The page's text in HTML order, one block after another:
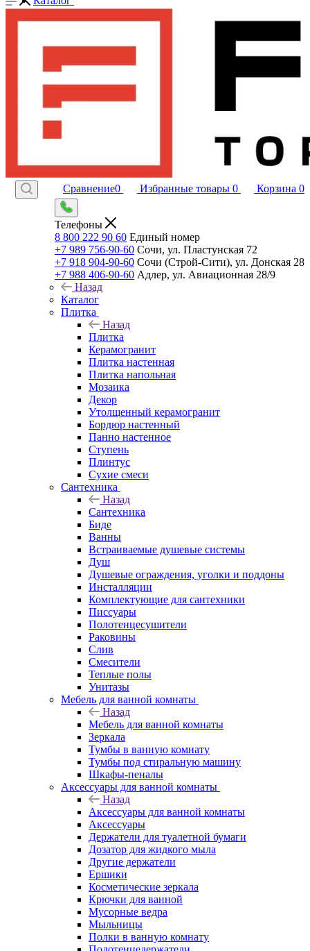
Сравнение0 Избранные товары 0 Корзина 0
Телефоны
8 800 222 90 60 Единый номер
+7 989 756-90-60 Сочи, ул. Пластунская 72
+7 918 904-90-60 Сочи (Строй-Сити), ул. Донская 28
+7 988 406-90-60 Адлер, ул. Авиационная 28/9
Назад
Каталог
Плитка
Назад
Плитка
Керамогранит
Плитка настенная
Плитка напольная
Мозаика
Декор
Утолщенный керамогранит
Бордюр настенный
Панно настенное
Ступень
Плинтус
Сухие смеси
Сантехника
Назад
Сантехника
Биде
Ванны
Встраиваемые душевые системы
Душ
Душевые ограждения, уголки и поддоны
Инсталляции
Комплектующие для сантехники
Писсуары
Полотенцесушители
Раковины
Слив
Смесители
Теплые полы
Унитазы
Мебель для ванной комнаты
Назад
Мебель для ванной комнаты
Зеркала
Тумбы в ванную комнату
Тумбы под стиральную машину
Шкафы-пеналы
Аксессуары для ванной комнаты
Назад
Аксессуары для ванной комнаты
Аксессуары
Держатели для туалетной бумаги
Дозатор для жидкого мыла
Другие держатели
Ершики
Косметические зеркала
Крючки для ванной
Мусорные ведра
Мыльницы
Полки в ванную комнату